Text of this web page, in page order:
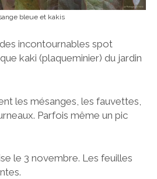
bleue et kakis
incontournables spot
kaki (plaqueminier) du jardin
les mésanges, les fauvettes,
Parfois même un pic
le 3 novembre. Les feuilles